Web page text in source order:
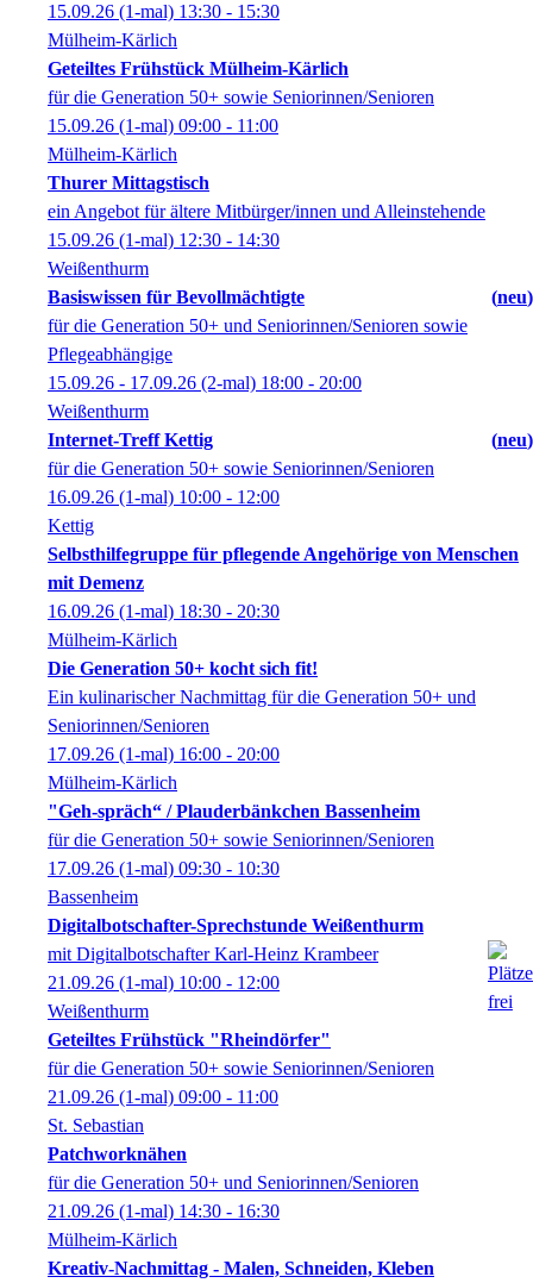
15.09.26 (1-mal) 13:30 - 15:30
Mülheim-Kärlich
Geteiltes Frühstück Mülheim-Kärlich
für die Generation 50+ sowie Seniorinnen/Senioren
15.09.26 (1-mal) 09:00 - 11:00
Mülheim-Kärlich
Thurer Mittagstisch
ein Angebot für ältere Mitbürger/innen und Alleinstehende
15.09.26 (1-mal) 12:30 - 14:30
Weißenthurm
Basiswissen für Bevollmächtigte
neu
für die Generation 50+ und Seniorinnen/Senioren sowie
Pflegeabhängige
15.09.26 - 17.09.26 (2-mal) 18:00 - 20:00
Weißenthurm
Internet-Treff Kettig
neu
für die Generation 50+ sowie Seniorinnen/Senioren
16.09.26 (1-mal) 10:00 - 12:00
Kettig
Selbsthilfegruppe für pflegende Angehörige von Menschen
mit Demenz
16.09.26 (1-mal) 18:30 - 20:30
Mülheim-Kärlich
Die Generation 50+ kocht sich fit!
Ein kulinarischer Nachmittag für die Generation 50+ und
Seniorinnen/Senioren
17.09.26 (1-mal) 16:00 - 20:00
Mülheim-Kärlich
"Geh-spräch“ / Plauderbänkchen Bassenheim
für die Generation 50+ sowie Seniorinnen/Senioren
17.09.26 (1-mal) 09:30 - 10:30
Bassenheim
Digitalbotschafter-Sprechstunde Weißenthurm
mit Digitalbotschafter Karl-Heinz Krambeer
21.09.26 (1-mal) 10:00 - 12:00
Weißenthurm
Geteiltes Frühstück "Rheindörfer"
für die Generation 50+ sowie Seniorinnen/Senioren
21.09.26 (1-mal) 09:00 - 11:00
St. Sebastian
Patchworknähen
für die Generation 50+ und Seniorinnen/Senioren
21.09.26 (1-mal) 14:30 - 16:30
Mülheim-Kärlich
Kreativ-Nachmittag - Malen, Schneiden, Kleben